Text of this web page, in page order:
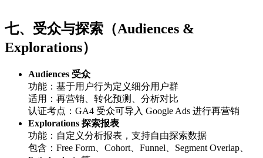
七、受众与探索（Audiences &
Explorations）
Audiences 受众
功能：基于用户行为定义细分用户群
适用：再营销、转化预测、分析对比
认证考点：GA4 受众可导入 Google Ads 进行再营销
Explorations 探索报表
功能：自定义分析报表，支持自由探索数据
包含：Free Form、Cohort、Funnel、Segment Overlap、